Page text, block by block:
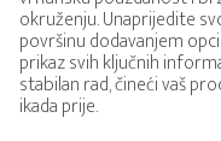
okruženju. Unaprijedite
površinu dodavanjem
prikaz svih ključnih
stabilan rad, čineći vaš
ikada prije.